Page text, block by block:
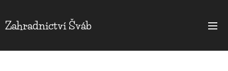
Zahradnictví Šváb